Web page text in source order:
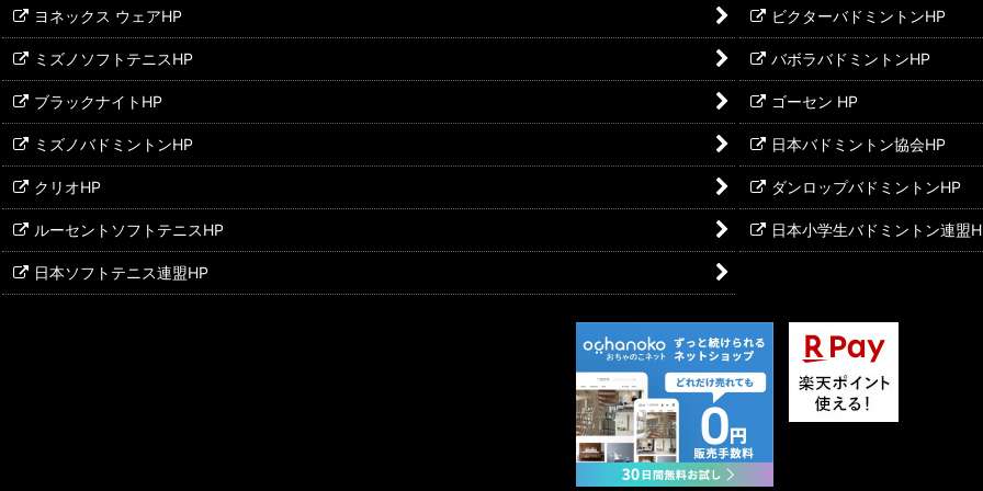
ヨネックス ウェアHP ビクターバドミントンHP
ミズノソフトテニスHP バボラバドミントンHP
ブラックナイトHP ゴーセン HP
ミズノバドミントンHP 日本バドミントン協会HP
クリオHP ダンロップバドミントンHP
ルーセントソフトテニスHP 日本小学生バドミントン連盟
日本ソフトテニス連盟HP